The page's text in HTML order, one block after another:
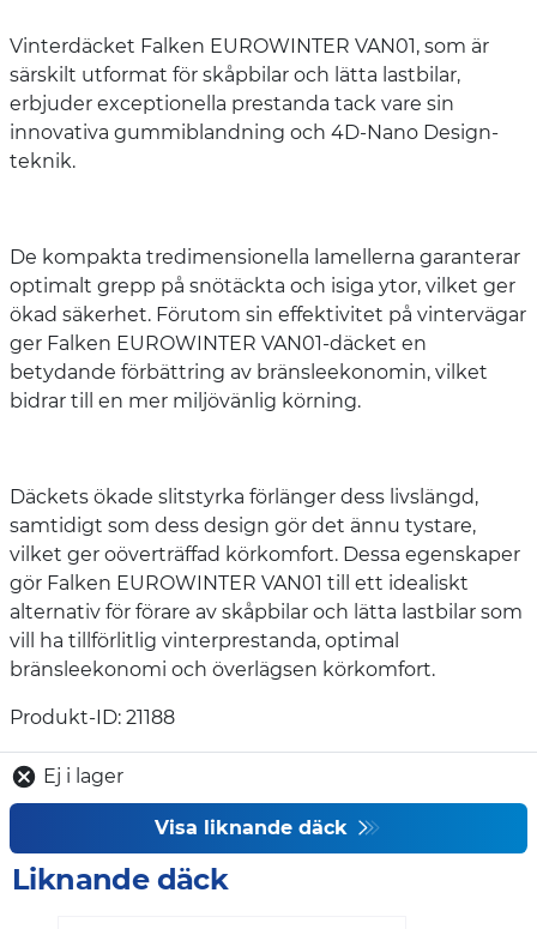
Vinterdäcket Falken EUROWINTER VAN01, som är
särskilt utformat för skåpbilar och lätta lastbilar,
erbjuder exceptionella prestanda tack vare sin
innovativa gummiblandning och 4D-Nano Design-
teknik.
De kompakta tredimensionella lamellerna garanterar
optimalt grepp på snötäckta och isiga ytor, vilket ger
ökad säkerhet. Förutom sin effektivitet på vintervägar
ger Falken EUROWINTER VAN01-däcket en
betydande förbättring av bränsleekonomin, vilket
bidrar till en mer miljövänlig körning.
Däckets ökade slitstyrka förlänger dess livslängd,
samtidigt som dess design gör det ännu tystare,
vilket ger oöverträffad körkomfort. Dessa egenskaper
gör Falken EUROWINTER VAN01 till ett idealiskt
alternativ för förare av skåpbilar och lätta lastbilar som
vill ha tillförlitlig vinterprestanda, optimal
bränsleekonomi och överlägsen körkomfort.
Produkt-ID: 21188
Ej i lager
Visa liknande däck
Liknande däck